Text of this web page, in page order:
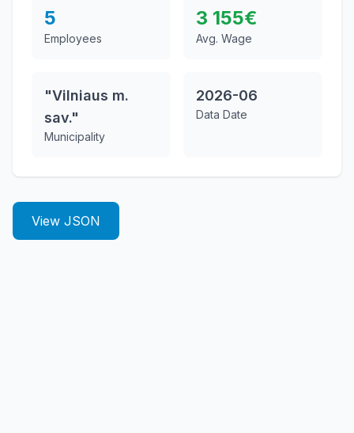
5
Employees
3 155€
Avg. Wage
"Vilniaus m.
sav."
Municipality
2026-06
Data Date
View JSON